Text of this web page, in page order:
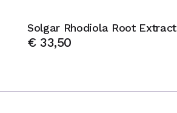
Solgar Rhodiola Root Extract
€33,50